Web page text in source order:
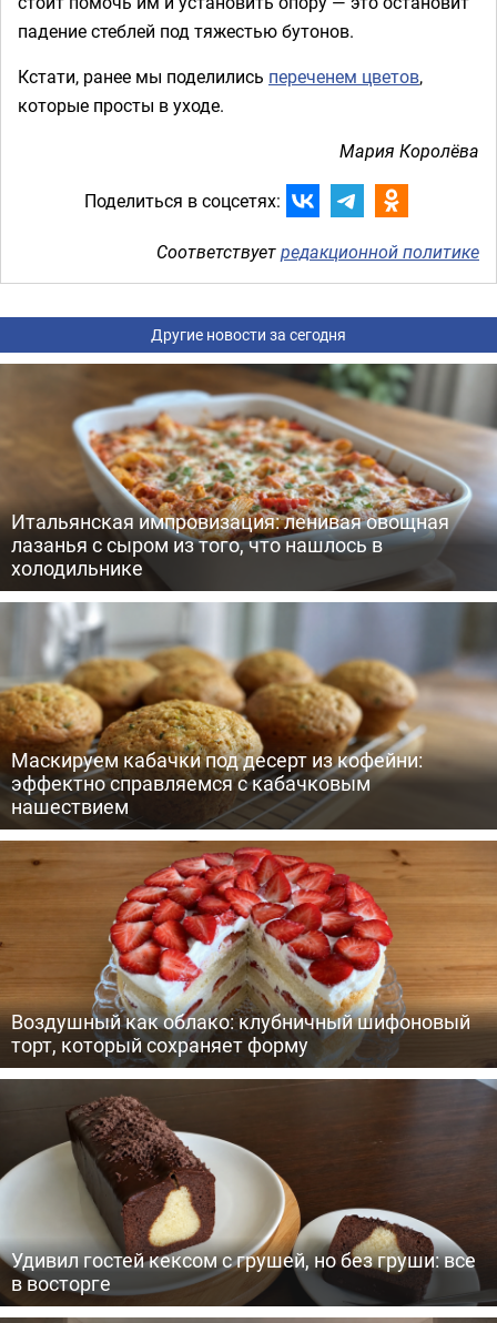
падение стеблей под тяжестью бутонов.
Кстати, ранее мы поделились переченем цветов,
которые просты в уходе.
Мария Королёва
Поделиться в соцсетях:
Соответствуетредакционной политике
Другие новости за сегодня
Итальянская импровизация: ленивая овощная
лазанья с сыром из того, что нашлось в
холодильнике
Маскируем кабачки под десерт из кофейни:
эффектно справляемся с кабачковым
нашествием
Воздушный как облако: клубничный шифоновый
торт, который сохраняет форму
Удивил гостей кексом с грушей, но без груши: все
в восторге